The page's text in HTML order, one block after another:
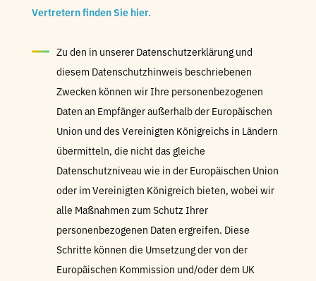
Vertretern finden Sie hier.
Zu den in unserer Datenschutzerklärung und
diesem Datenschutzhinweis beschriebenen
Zwecken können wir Ihre personenbezogenen
Daten an Empfänger außerhalb der Europäischen
Union und des Vereinigten Königreichs in Ländern
übermitteln, die nicht das gleiche
Datenschutzniveau wie in der Europäischen Union
oder im Vereinigten Königreich bieten, wobei wir
alle Maßnahmen zum Schutz Ihrer
personenbezogenen Daten ergreifen. Diese
Schritte können die Umsetzung der von der
Europäischen Kommission und/oder dem UK